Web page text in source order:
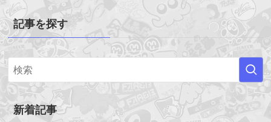
記事を探す
新着記事